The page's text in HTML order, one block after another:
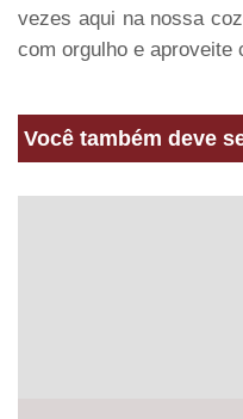
vezes aqui na nossa
com orgulho e aproveite
Você também deve